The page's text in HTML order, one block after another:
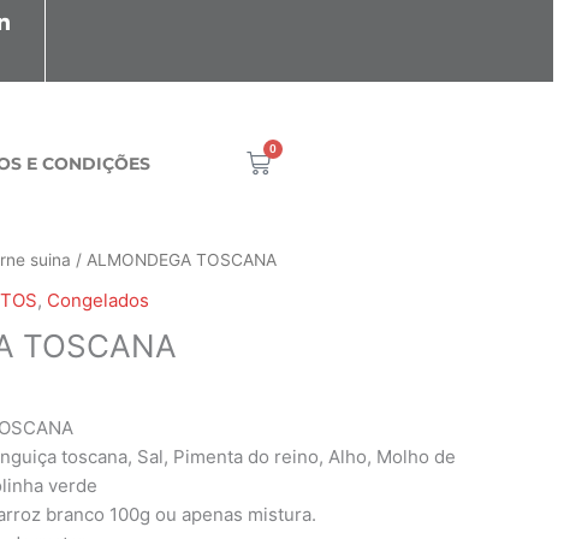
E CONDIÇÕES
0
Cart
suina / ALMONDEGA TOSCANA
, Congelados
TOSCANA
toscana, Sal, Pimenta do reino, Alho, Molho de
verde
branco 100g ou apenas mistura.